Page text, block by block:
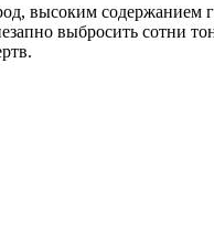
высоким содержанием
выбросить сотни